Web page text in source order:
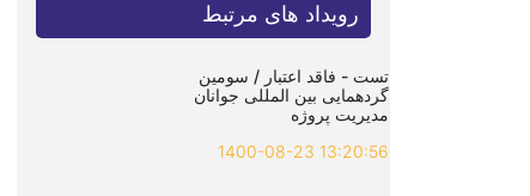
رویداد های مرتبط
تست - فاقد اعتبار / سومین
گردهمایی بین المللی جوانان
مدیریت پروژه
1400-08-23 13:20:56